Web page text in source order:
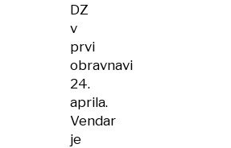
DZ
v
prvi
obravnavi
24.
aprila.
Vendar
je